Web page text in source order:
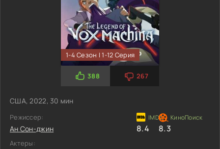
1-4 Сезон | 1-12 Серия
388 267
США, 2022, 30 мин
Режиссер:
Ан Сон-джин
Актеры:
8.4 8.3